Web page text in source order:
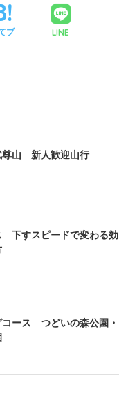
ブ LINE
尊山 新人歓迎山行
下すスピードで変わる効
コース つどいの森公園・